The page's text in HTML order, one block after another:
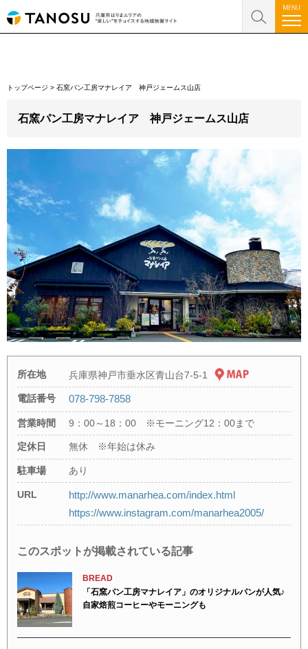
トップページ >石窯パン工房マナレイア 神戸ジェームス山店
石窯パン工房マナレイア 神戸ジェームス山店
所在地 兵庫県神戸市垂水区青山台7-5-1
電話番号 078-798-7858
営業時間 9：00～18：00 ※モーニング12：00まで
定休日 無休 ※年始は休み
駐車場 あり
URL
http://www.manarhea.com/index.html
https://www.instagram.com/manarhea2005/
このスポットが掲載されている記事
BREAD
「石窯パン工房マナレイア」のオリジナルパンが人気♪
自家焙煎コーヒーやモーニングも